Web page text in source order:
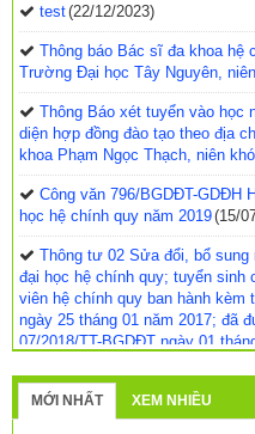
test(22/12/2023)
Thông báo Bác sĩ đa khoa hệ
Trường Đại học Tây Nguyên,
Thông Báo xét tuyển vào học
diện hợp đồng đào tạo theo địa
khoa Phạm Ngọc Thạch, niên
Công văn 796/BGDĐT-GDĐH
học hệ chính quy năm 2019(15/
Thông tư 02 Sửa đổi, bổ
đại học hệ chính quy; tuyển sinh
viên hệ chính quy ban hành kèm
ngày 25 tháng 01 năm 2017; đã
07/2018/TT-BGDĐT ngày 01
Hướng dẫn công tác tuyển
cao đẳng, tuyển sinh trung cấp
MỚI NHẤT XEM NHIỀU